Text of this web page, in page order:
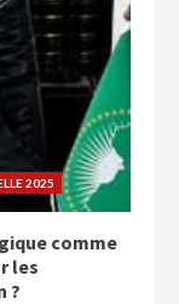
2025
comme
les
?